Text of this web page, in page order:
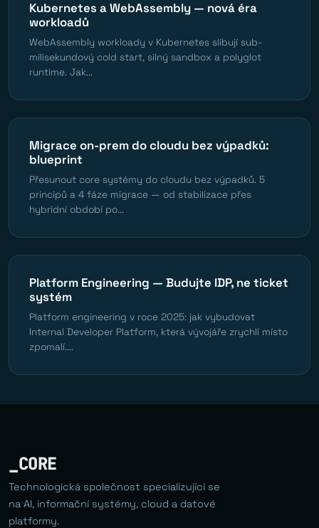
Kubernetes a WebAssembly — nová éra
workloadů
WebAssembly workloady v Kubernetes slibují sub-
milisekundový cold start, silný sandbox a polyglot
runtime. Jak...
Migrace on-prem do cloudu bez výpadků:
blueprint
Přesunout core systémy do cloudu bez výpadků. 5
principů a 4 fáze migrace — od stabilizace přes
hybridní období po...
Platform Engineering — Budujte IDP, ne ticket
systém
Platform engineering v roce 2025: jak vybudovat
Internal Developer Platform, která vývojáře zrychlí místo
zpomalí....
_CORE
Technologická společnost specializující se
na AI, informační systémy, cloud a datové
platformy.